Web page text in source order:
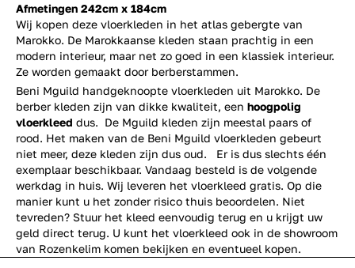
Afmetingen 242cm x 184cm
Wij kopen deze vloerkleden in het atlas gebergte van
Marokko. De Marokkaanse kleden staan prachtig in een
modern interieur, maar net zo goed in een klassiek interieur.
Ze worden gemaakt door berberstammen.
Beni Mguild handgeknoopte vloerkleden uit Marokko. De
berber kleden zijn van dikke kwaliteit, een hoogpolig
vloerkleed dus. De Mguild kleden zijn meestal paars of
rood. Het maken van de Beni Mguild vloerkleden gebeurt
niet meer, deze kleden zijn dus oud. Er is dus slechts één
exemplaar beschikbaar. Vandaag besteld is de volgende
werkdag in huis. Wij leveren het vloerkleed gratis. Op die
manier kunt u het zonder risico thuis beoordelen. Niet
tevreden? Stuur het kleed eenvoudig terug en u krijgt uw
geld direct terug. U kunt het vloerkleed ook in de showroom
van Rozenkelim komen bekijken en eventueel kopen.